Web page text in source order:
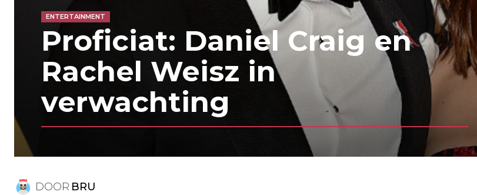
ENTERTAINMENT
Proficiat: Daniel Craig en
Rachel Weisz in
verwachting
DOOR BRU